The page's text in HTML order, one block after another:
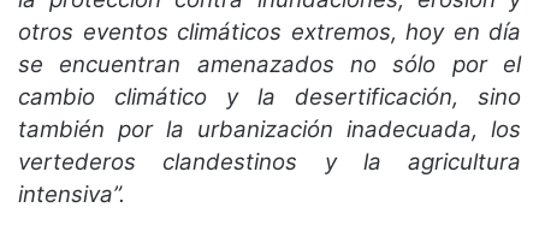
otros eventos climáticos extremos, hoy en día
se encuentran amenazados no sólo por el
cambio climático y la desertificación, sino
también por la urbanización inadecuada, los
vertederos clandestinos y la agricultura
intensiva”.